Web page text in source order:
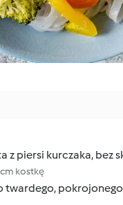
z piersi kurczaka, bez
kostkę
twardego,